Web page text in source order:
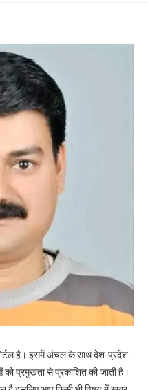
है। इसमें अंचल के साथ देश-प्रदेश
प्रमुखता से प्रकाशित की जाती है।